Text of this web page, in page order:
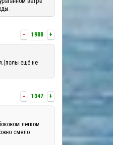
- 1988 +
ещё не
- 1347 +
легком
смело